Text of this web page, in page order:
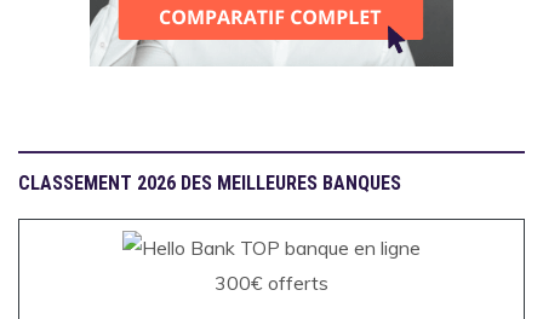
CLASSEMENT 2026 DES MEILLEURES BANQUES
300€ offerts